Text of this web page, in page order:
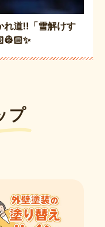
れ道‼️「雪解けす
プ